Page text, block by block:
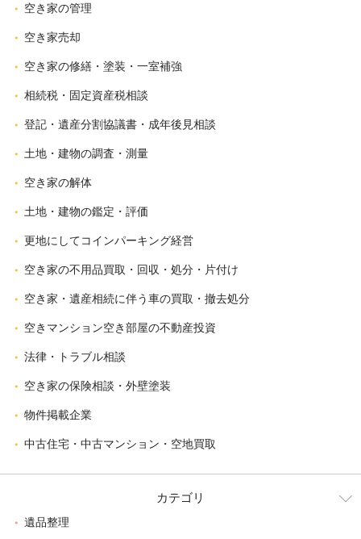
空き家の管理
空き家売却
空き家の修繕・塗装・一室補強
相続税・固定資産税相談
登記・遺産分割協議書・成年後見相談
土地・建物の調査・測量
空き家の解体
土地・建物の鑑定・評価
更地にしてコインパーキング経営
空き家の不用品買取・回収・処分・片付け
空き家・遺産相続に伴う車の買取・撤去処分
空きマンション空き部屋の不動産投資
法律・トラブル相談
空き家の保険相談・外壁塗装
物件掲載企業
中古住宅・中古マンション・空地買取
カテゴリ
遺品整理